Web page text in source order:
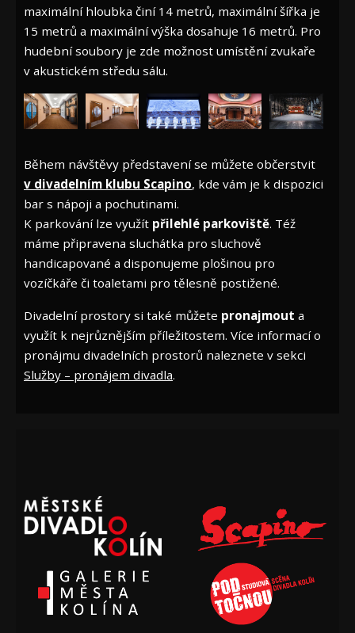
maximální hloubka činí 14 metrů, maximální šířka je
15 metrů a maximální výška dosahuje 16 metrů. Pro
hudební soubory je zde možnost umístění zvukaře
v akustickém středu sálu.
Během návštěvy představení se můžete občerstvit
v divadelním klubu Scapino, kde vám je k dispozici
bar s nápoji a pochutinami.
K parkování lze využít přilehlé parkoviště. Též
máme připravena sluchátka pro sluchově
handicapované a disponujeme plošinou pro
vozíčkáře či toaletami pro tělesně postižené.
Divadelní prostory si také můžete pronajmout a
využít k nejrůznějším příležitostem. Více informací o
pronájmu divadelních prostorů naleznete v sekci
Služby – pronájem divadla.